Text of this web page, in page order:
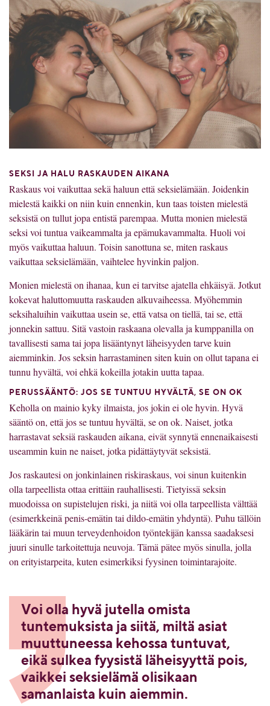
SEKSI JA HALU RASKAUDEN AIKANA
Raskaus voi vaikuttaa sekä haluun että seksielämään. Joidenkin
mielestä kaikki on niin kuin ennenkin, kun taas toisten mielestä
seksistä on tullut jopa entistä parempaa. Mutta monien mielestä
seksi voi tuntua vaikeammalta ja epämukavammalta. Huoli voi
myös vaikuttaa haluun. Toisin sanottuna se, miten raskaus
vaikuttaa seksielämään, vaihtelee hyvinkin paljon.
Monien mielestä on ihanaa, kun ei tarvitse ajatella ehkäisyä. Jotkut
kokevat haluttomuutta raskauden alkuvaiheessa. Myöhemmin
seksihaluihin vaikuttaa usein se, että vatsa on tiellä, tai se, että
jonnekin sattuu. Sitä vastoin raskaana olevalla ja kumppanilla on
tavallisesti sama tai jopa lisääntynyt läheisyyden tarve kuin
aiemminkin. Jos seksin harrastaminen siten kuin on ollut tapana ei
tunnu hyvältä, voi ehkä kokeilla jotakin uutta tapaa.
PERUSSÄÄNTÖ: JOS SE TUNTUU HYVÄLTÄ, SE ON OK
Keholla on mainio kyky ilmaista, jos jokin ei ole hyvin. Hyvä
sääntö on, että jos se tuntuu hyvältä, se on ok. Naiset, jotka
harrastavat seksiä raskauden aikana, eivät synnytä ennenaikaisesti
useammin kuin ne naiset, jotka pidättäytyvät seksistä.
Jos raskautesi on jonkinlainen riskiraskaus, voi sinun kuitenkin
olla tarpeellista ottaa erittäin rauhallisesti. Tietyissä seksin
muodoissa on supistelujen riski, ja niitä voi olla tarpeellista välttää
(esimerkkeinä penis-emätin tai dildo-emätin yhdyntä). Puhu tällöin
lääkärin tai muun terveydenhoidon työntekijän kanssa saadaksesi
juuri sinulle tarkoitettuja neuvoja. Tämä pätee myös sinulla, jolla
on erityistarpeita, kuten esimerkiksi fyysinen toimintarajoite.
Voi olla hyvä jutella omista
tuntemuksista ja siitä, miltä asiat
muuttuneessa kehossa tuntuvat,
eikä sulkea fyysistä läheisyyttä pois,
vaikkei seksielämä olisikaan
samanlaista kuin aiemmin.